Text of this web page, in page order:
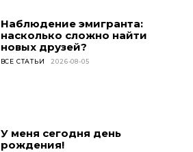
Наблюдение эмигранта:
насколько сложно найти
новых друзей?
ВСЕ СТАТЬИ 2026-08-05
У меня сегодня день
рождения!